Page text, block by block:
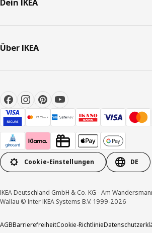
Dein IKEA
Über IKEA
Cookie-Einstellungen DE
IKEA Deutschland GmbH & Co. KG - Am
Wallau © Inter IKEA Systems B.V. 1999-2026
AGBBarrierefreiheitCookie-Richtlinie